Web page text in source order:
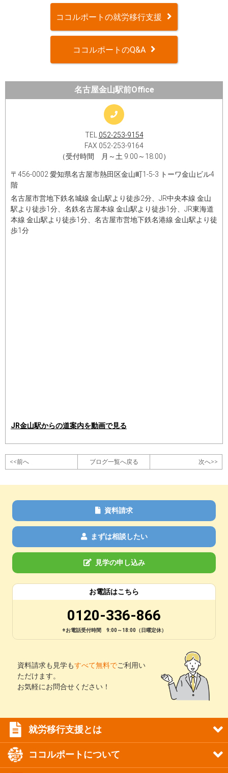
ココルポートの就労移行支援
ココルポートのQ&A
名古屋金山駅前Office
TEL 052-253-9154
FAX 052-253-9164
（受付時間 月～土 9:00～18:00）
〒456-0002 愛知県名古屋市熱田区金山町1-5-3 トーワ金山ビル4
階
名古屋市営地下鉄名城線 金山駅より徒歩2分、JR中央本線 金山
駅より徒歩1分、名鉄名古屋本線 金山駅より徒歩1分、JR東海道
本線 金山駅より徒歩1分、名古屋市営地下鉄名港線 金山駅より徒
歩1分
JR金山駅からの道案内を動画で見る
<<前へ ブログ一覧へ戻る 次へ>>
資料請求
まずは相談したい
見学の申し込み
お電話はこちら
0120-336-866
※お電話受付時間 9:00～18:00（日曜定休）
資料請求も見学もすべて無料でご利用い
ただけます。
お気軽にお問合せください！
就労移行支援とは
ココルポートについて